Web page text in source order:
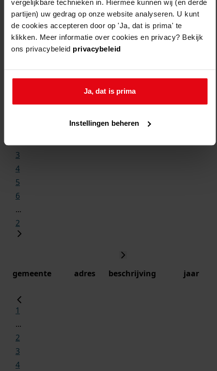
vergelijkbare technieken in. Hiermee kunnen wij (en derde
partijen) uw gedrag op onze website analyseren. U kunt
de cookies accepteren door op 'Ja, dat is prima' te
klikken. Meer informatie over cookies en privacy? Bekijk
ons privacybeleid privacybeleid
Ja, dat is prima
Instellingen beheren
3
4
5
6
...
2
gemeente adres beschrijving jaar
1
...
2
3
4